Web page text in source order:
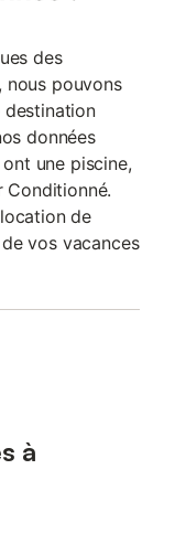
des
nous pouvons
données
une piscine,
Conditionné.
de
vos vacances
à